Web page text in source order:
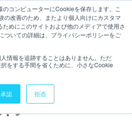
のコンピューターにCookieを保存します。こ
の改善のため、またより個人向けにカスタマ
めにこのサイトおよび他のメディアで使用さ
ついての詳細は、プライバシーポリシーをご
情報を追跡することはありません。ただ
をする手間を省くために、小さなCookie
承認 拒否
お問い合わせ
す。
】QlikView
表示されるQV
す